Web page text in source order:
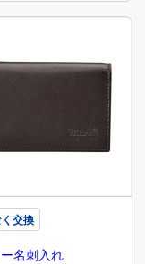
交換
名刺入れ